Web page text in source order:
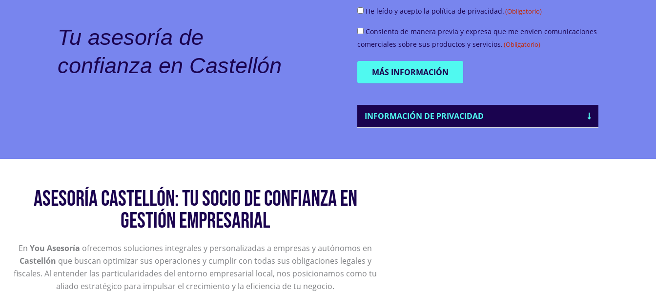
Tu asesoría de
confianza en Castellón
Consentimiento
He leído y acepto la política de privacidad.(Obligatorio)
Consentimiento
(Obligatorio)
Consiento de manera previa y expresa que me envíen comunicaciones
comerciales sobre sus productos y servicios.(Obligatorio)
INFORMACIÓN DE PRIVACIDAD
ASESORÍA CASTELLÓN: TU SOCIO DE CONFIANZA EN
GESTIÓN EMPRESARIAL
En You Asesoría ofrecemos soluciones integrales y personalizadas a empresas y autónomos en
Castellón que buscan optimizar sus operaciones y cumplir con todas sus obligaciones legales y
fiscales. Al entender las particularidades del entorno empresarial local, nos posicionamos como tu
aliado estratégico para impulsar el crecimiento y la eficiencia de tu negocio.